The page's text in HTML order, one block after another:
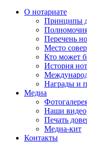
О нотариате
Принципы
Перечень
Место
Кто может
История
Награды и
Медиа
Наши видео
Печать
Медиа-кит
Контакты